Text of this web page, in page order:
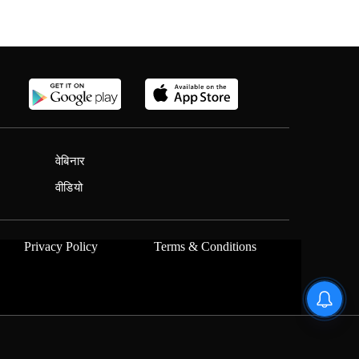
वेबिनार
वीडियो
Privacy Policy Terms & Conditions